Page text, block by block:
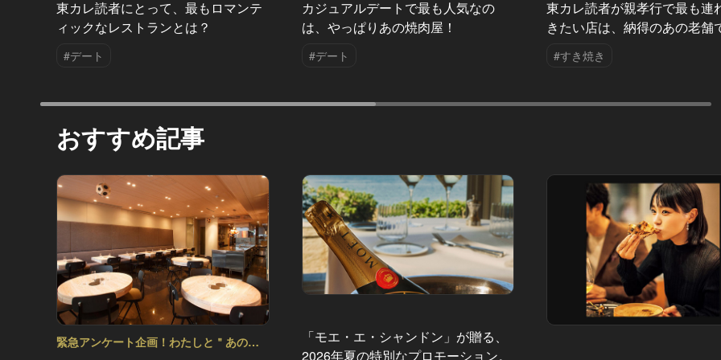
東カレ読者にとって、最もロマンテ
ィックなレストランとは？
#デート
カジュアルデートで最も人気なの
は、やっぱりあの焼肉屋！
#デート
東カレ読者が親孝行で最も連
きたい店は、納得のあの老舗
#すき焼き
おすすめ記事
緊急アンケート企画！わたしと＂あの＂
「モエ・エ・シャンドン」が贈る、
2026年夏の特別なプロモーション。